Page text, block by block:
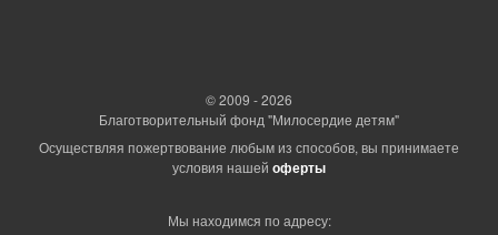
© 2009 - 2026
Благотворительный фонд "Милосердие детям"
Осуществляя пожертвование любым из способов, вы принимаете
условия нашей оферты
Мы находимся по адресу: